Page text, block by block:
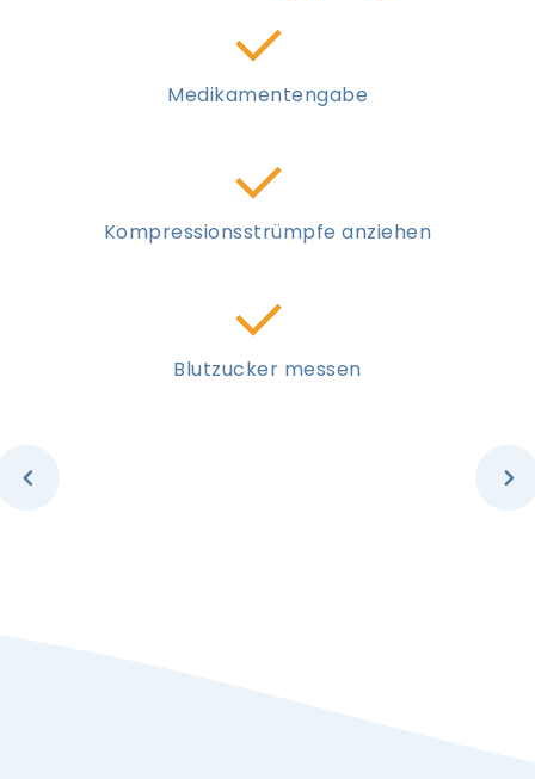
Medikamentengabe
Kompressionsstrümpfe anziehen
Blutzucker messen